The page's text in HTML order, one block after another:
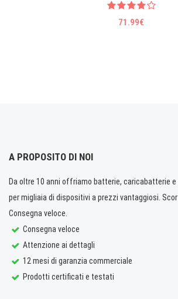
71.99€
A PROPOSITO DI NOI
Da oltre 10 anni offriamo batterie, caricabatterie
per migliaia di dispositivi a prezzi vantaggiosi.
Consegna veloce.
Consegna veloce
Attenzione ai dettagli
12 mesi di garanzia commerciale
Prodotti certificati e testati